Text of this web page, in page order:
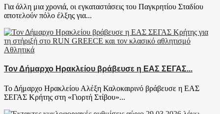
Για άλλη μια χρονιά, οι εγκαταστάσεις του Παγκρητίου Σταδίου
αποτελούν πόλο έλξης για...
Αθλητικά
Τον Δήμαρχο Ηρακλείου βράβευσε η ΕΑΣ ΣΕΓΑΣ...
Το Δήμαρχο Ηρακλείου Αλέξη Καλοκαιρινό βράβευσε η ΕΑΣ
ΣΕΓΑΣ Κρήτης στη «Γιορτή Στίβου»...